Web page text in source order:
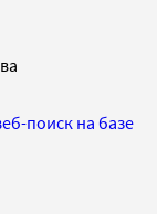
поиск на базе